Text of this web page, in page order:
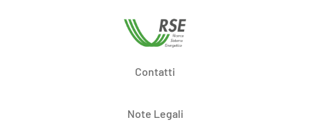
Contatti
Note Legali